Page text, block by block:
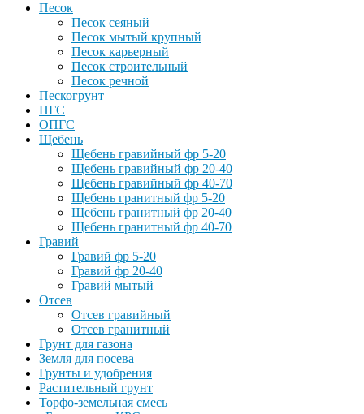
Песок
Песок сеяный
Песок мытый крупный
Песок карьерный
Песок строительный
Песок речной
Пескогрунт
ПГС
ОПГС
Щебень
Щебень гравийный фр 5-20
Щебень гравийный фр 20-40
Щебень гравийный фр 40-70
Щебень гранитный фр 5-20
Щебень гранитный фр 20-40
Щебень гранитный фр 40-70
Гравий
Гравий фр 5-20
Гравий фр 20-40
Гравий мытый
Отсев
Отсев гравийный
Отсев гранитный
Грунт для газона
Земля для посева
Грунты и удобрения
Растительный грунт
Торфо-земельная смесь